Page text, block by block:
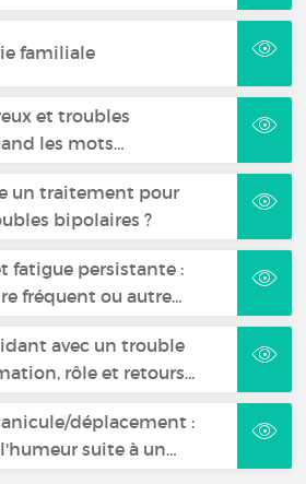
familiale
et troubles
les mots…
un traitement pour
bipolaires ?
fatigue persistante :
fréquent ou autre…
avec un trouble
rôle et retours…
déplacement :
suite à un…